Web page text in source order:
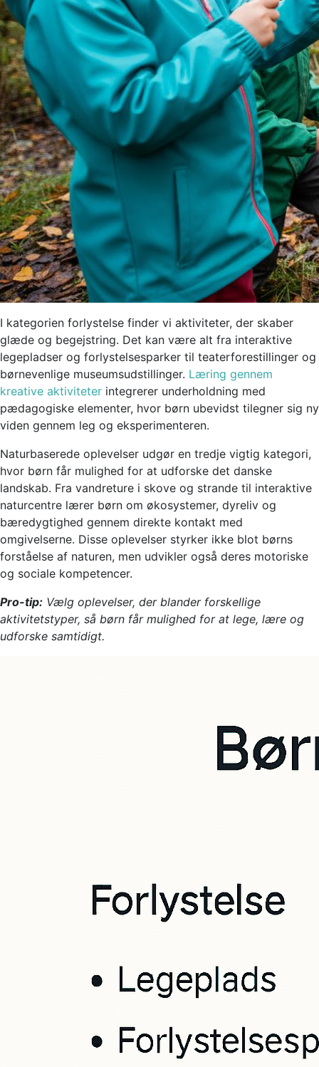
I kategorien forlystelse finder vi aktiviteter, der skaber
glæde og begejstring. Det kan være alt fra interaktive
legepladser og forlystelsesparker til teaterforestillinger og
børnevenlige museumsudstillinger. Læring gennem
kreative aktiviteter integrerer underholdning med
pædagogiske elementer, hvor børn ubevidst tilegner sig ny
viden gennem leg og eksperimenteren.
Naturbaserede oplevelser udgør en tredje vigtig kategori,
hvor børn får mulighed for at udforske det danske
landskab. Fra vandreture i skove og strande til interaktive
naturcentre lærer børn om økosystemer, dyreliv og
bæredygtighed gennem direkte kontakt med
omgivelserne. Disse oplevelser styrker ikke blot børns
forståelse af naturen, men udvikler også deres motoriske
og sociale kompetencer.
Pro-tip: Vælg oplevelser, der blander forskellige
aktivitetstyper, så børn får mulighed for at lege, lære og
udforske samtidigt.